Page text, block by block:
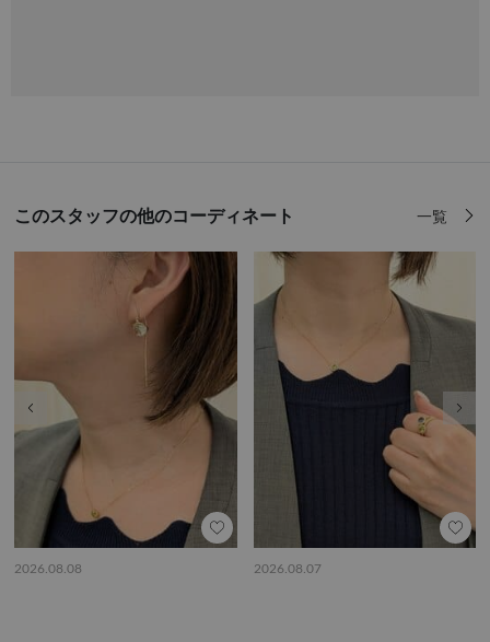
このスタッフの他のコーディネート 一覧
2026.08.08 2026.08.07
前の画像